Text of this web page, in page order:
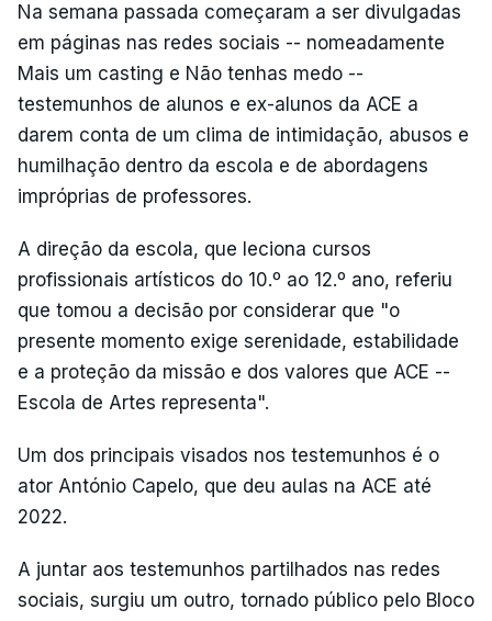
Na semana passada começaram a ser divulgadas
em páginas nas redes sociais -- nomeadamente
Mais um casting e Não tenhas medo --
testemunhos de alunos e ex-alunos da ACE a
darem conta de um clima de intimidação, abusos e
humilhação dentro da escola e de abordagens
impróprias de professores.
A direção da escola, que leciona cursos
profissionais artísticos do 10.º ao 12.º ano, referiu
que tomou a decisão por considerar que "o
presente momento exige serenidade, estabilidade
e a proteção da missão e dos valores que ACE --
Escola de Artes representa".
Um dos principais visados nos testemunhos é o
ator António Capelo, que deu aulas na ACE até
2022.
A juntar aos testemunhos partilhados nas redes
sociais, surgiu um outro, tornado público pelo Bloco